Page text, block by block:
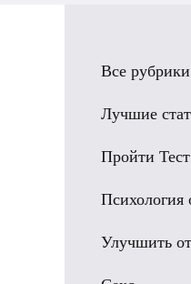
Все рубрики
Лучшие
Пройти Тест
Улучшить